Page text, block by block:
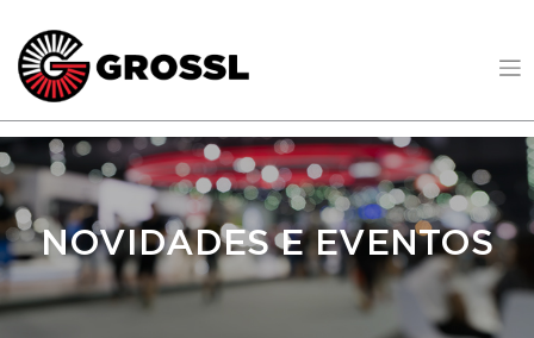
NOVIDADES E EVENTOS